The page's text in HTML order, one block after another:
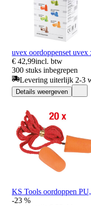
uvex oordoppenset
€ 42,99incl. btw
300 stuks inbegrepen
Levering uiterlijk 2-3
Details weergeven
KS Tools oordoppen
-23 %